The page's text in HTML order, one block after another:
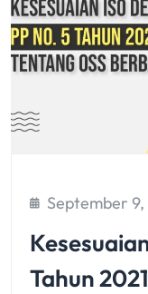
September
Tahun